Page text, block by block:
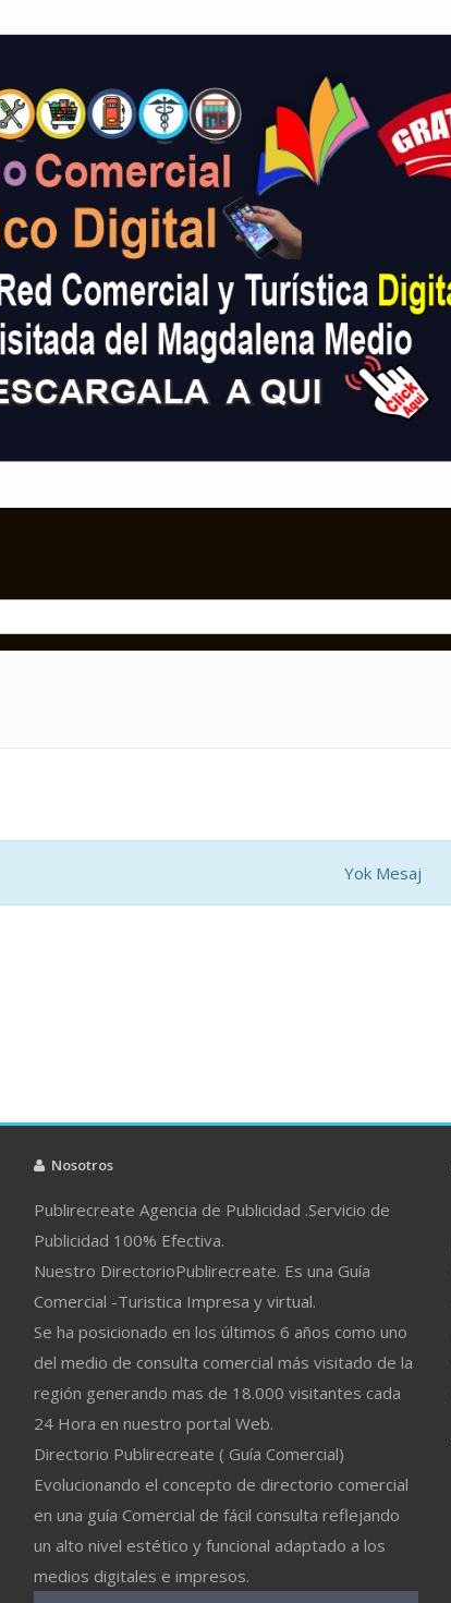
Yok Mesaj
Nosotros
Publirecreate Agencia de Publicidad .Servicio de
Publicidad 100% Efectiva.
Nuestro DirectorioPublirecreate. Es una Guía
Comercial -Turistica Impresa y virtual.
Se ha posicionado en los últimos 6 años como uno
del medio de consulta comercial más visitado de la
región generando mas de 18.000 visitantes cada
24 Hora en nuestro portal Web.
Directorio Publirecreate ( Guía Comercial)
Evolucionando el concepto de directorio comercial
en una guía Comercial de fácil consulta reflejando
un alto nivel estético y funcional adaptado a los
medios digitales e impresos.